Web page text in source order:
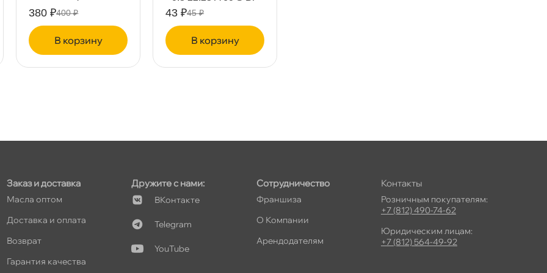
380 ₽400 ₽
корзину
43 ₽45 ₽
корзину
Заказ и доставка
Масла оптом
Доставка и оплата
озврат
Гарантия качества
Дружите с нами:
Контакте
Telegram
YouTube
Сотрудничество
Франшиза
О Компании
Арендодателям
Контакты
Розничным покупателям:
+7 (812) 490-74-62
Юридическим лицам:
+7 (812) 564-49-92